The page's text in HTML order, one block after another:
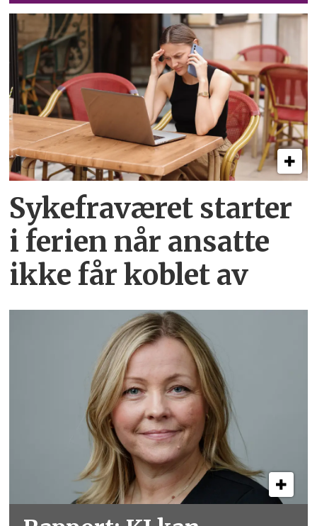
Sykefraværet starter
i ferien når ansatte
ikke får koblet av